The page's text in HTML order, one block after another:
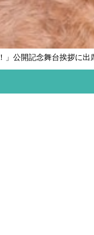
」公開記念舞台挨拶に